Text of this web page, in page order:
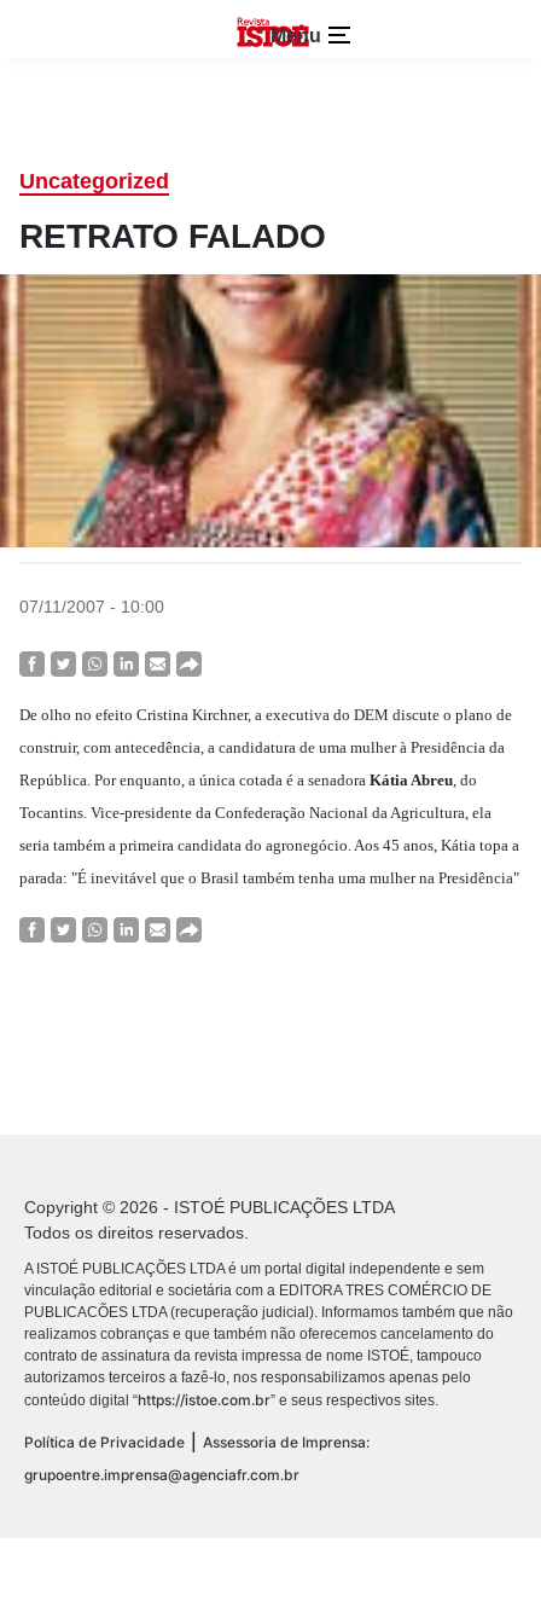
Menu
Uncategorized
RETRATO FALADO
07/11/2007 - 10:00
De olho no efeito Cristina Kirchner, a executiva do DEM discute o plano de
construir, com antecedência, a candidatura de uma mulher à Presidência da
República. Por enquanto, a única cotada é a senadora Kátia Abreu, do
Tocantins. Vice-presidente da Confederação Nacional da Agricultura, ela
seria também a primeira candidata do agronegócio. Aos 45 anos, Kátia topa a
parada: "É inevitável que o Brasil também tenha uma mulher na Presidência"
Copyright © 2026 - ISTOÉ PUBLICAÇÕES LTDA
Todos os direitos reservados.
A ISTOÉ PUBLICAÇÕES LTDA é um portal digital independente e sem
vinculação editorial e societária com a EDITORA TRES COMÉRCIO DE
PUBLICACÕES LTDA (recuperação judicial). Informamos também que não
realizamos cobranças e que também não oferecemos cancelamento do
contrato de assinatura da revista impressa de nome ISTOÉ, tampouco
autorizamos terceiros a fazê-lo, nos responsabilizamos apenas pelo
conteúdo digital “https://istoe.com.br” e seus respectivos sites.
Política de Privacidade
Assessoria de Imprensa:
grupoentre.imprensa@agenciafr.com.br